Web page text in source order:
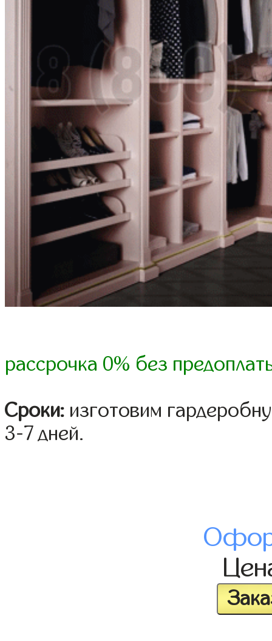
рассрочка 0% без
Сроки: изготовим
3-7 дней.